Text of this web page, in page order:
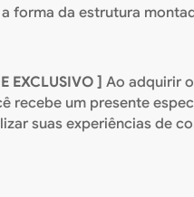
forma da estrutura
EXCLUSIVO ] Ao adquirir
recebe um presente
suas experiências de